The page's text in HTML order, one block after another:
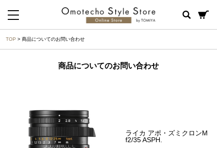
TOP > 商品についてのお問い合わせ
商品についてのお問い合わせ
ライカ アポ・ズミクロンM
f2/35 ASPH.